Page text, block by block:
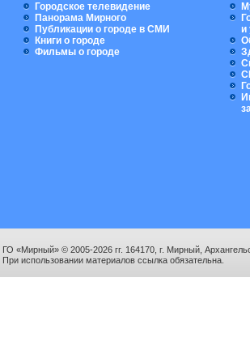
Городское телевидение
Панорама Мирного
Публикации о городе в СМИ
Книги о городе
Фильмы о городе
и
ГО «Мирный» © 2005-2026 гг. 164170, г. Мирный,
При использовании материалов ссылка обязательна.